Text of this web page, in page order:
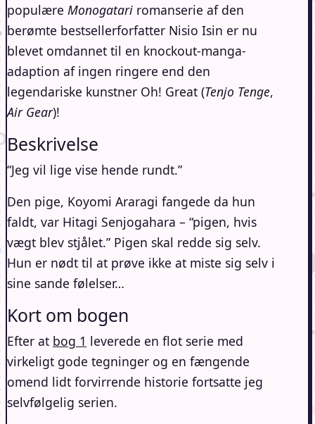
populære Monogatari romanserie af den
berømte bestsellerforfatter Nisio Isin er nu
blevet omdannet til en knockout-manga-
adaption af ingen ringere end den
legendariske kunstner Oh! Great (Tenjo Tenge,
Air Gear)!
Beskrivelse
“Jeg vil lige vise hende rundt.”
Den pige, Koyomi Araragi fangede da hun
faldt, var Hitagi Senjogahara – “pigen, hvis
vægt blev stjålet.” Pigen skal redde sig selv.
Hun er nødt til at prøve ikke at miste sig selv i
sine sande følelser…
Kort om bogen
Efter at bog 1 leverede en flot serie med
virkeligt gode tegninger og en fængende
omend lidt forvirrende historie fortsatte jeg
selvfølgelig serien.